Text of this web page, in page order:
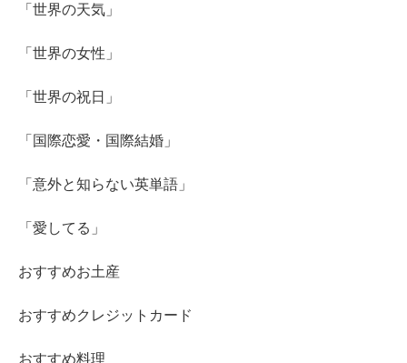
「世界の天気」
「世界の女性」
「世界の祝日」
「国際恋愛・国際結婚」
「意外と知らない英単語」
「愛してる」
おすすめお土産
おすすめクレジットカード
おすすめ料理